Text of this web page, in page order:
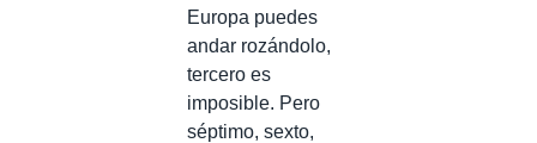
Europa puedes
andar rozándolo,
tercero es
imposible. Pero
séptimo, sexto,